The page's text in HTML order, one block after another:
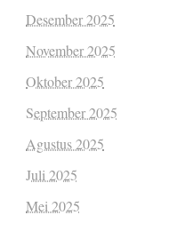
Desember 2025
November 2025
Oktober 2025
September 2025
Agustus 2025
Juli 2025
Mei 2025